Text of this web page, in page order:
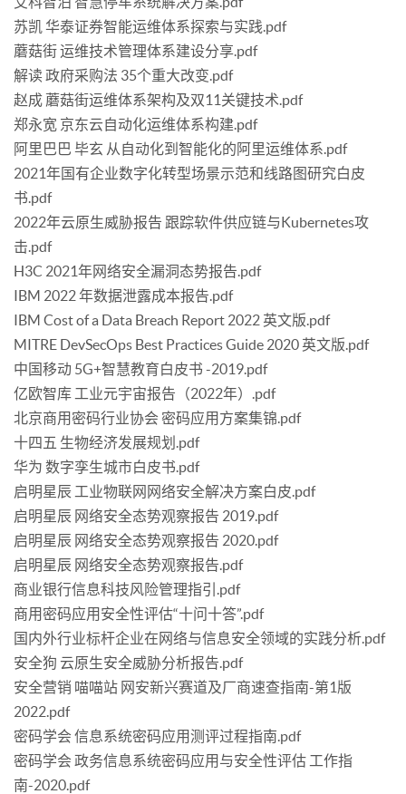
苏凯 华泰证券智能运维体系探索与实践.pdf
蘑菇街 运维技术管理体系建设分享.pdf
解读 政府采购法 35个重大改变.pdf
赵成 蘑菇街运维体系架构及双11关键技术.pdf
郑永宽 京东云自动化运维体系构建.pdf
阿里巴巴 毕玄 从自动化到智能化的阿里运维体系.pdf
2021年国有企业数字化转型场景示范和线路图研究白皮
书.pdf
2022年云原生威胁报告 跟踪软件供应链与Kubernetes攻
击.pdf
H3C 2021年网络安全漏洞态势报告.pdf
IBM 2022 年数据泄露成本报告.pdf
IBM Cost of a Data Breach Report 2022 英文版.pdf
MITRE DevSecOps Best Practices Guide 2020 英文版.pdf
中国移动 5G+智慧教育白皮书 -2019.pdf
亿欧智库 工业元宇宙报告（2022年）.pdf
北京商用密码行业协会 密码应用方案集锦.pdf
十四五 生物经济发展规划.pdf
华为 数字孪生城市白皮书.pdf
启明星辰 工业物联网网络安全解决方案白皮.pdf
启明星辰 网络安全态势观察报告 2019.pdf
启明星辰 网络安全态势观察报告 2020.pdf
启明星辰 网络安全态势观察报告.pdf
商业银行信息科技风险管理指引.pdf
商用密码应用安全性评估“十问十答”.pdf
国内外行业标杆企业在网络与信息安全领域的实践分析.pdf
安全狗 云原生安全威胁分析报告.pdf
安全营销 喵喵站 网安新兴赛道及厂商速查指南-第1版
2022.pdf
密码学会 信息系统密码应用测评过程指南.pdf
密码学会 政务信息系统密码应用与安全性评估 工作指
南-2020.pdf